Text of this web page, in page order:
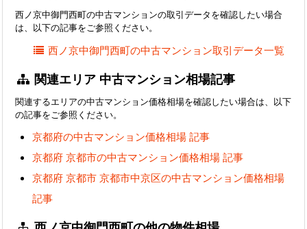
西ノ京中御門西町の中古マンションの取引データを確認したい場合
は、以下の記事をご参照ください。
西ノ京中御門西町の中古マンション取引データ一覧
関連エリア 中古マンション相場記事
関連するエリアの中古マンション価格相場を確認したい場合は、以下
の記事をご参照ください。
京都府の中古マンション価格相場 記事
京都府 京都市の中古マンション価格相場 記事
京都府 京都市 京都市中京区の中古マンション価格相場
記事